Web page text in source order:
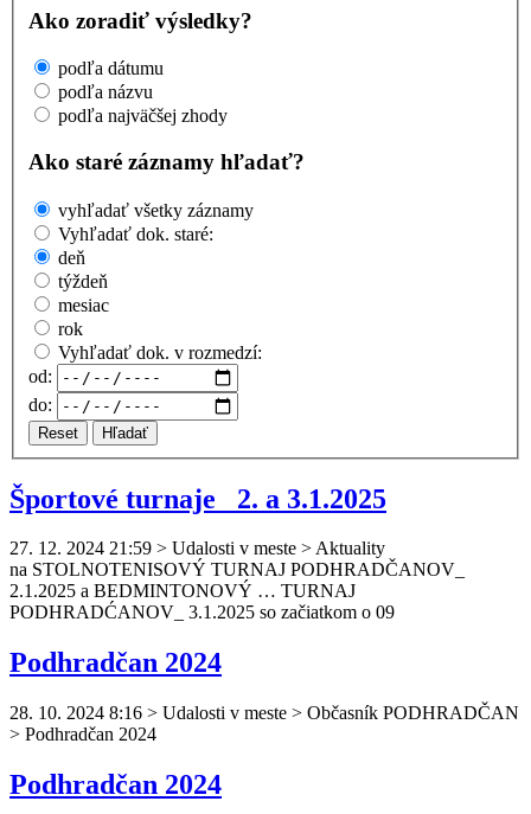
Ako zoradiť výsledky?
podľa dátumu
podľa názvu
podľa najväčšej zhody
Ako staré záznamy hľadať?
vyhľadať všetky záznamy
Vyhľadať dok. staré:
deň
týždeň
mesiac
rok
Vyhľadať dok. v rozmedzí:
od:
do:
Reset Hľadať
Športové turnaje_ 2. a 3.1.2025
27. 12. 2024 21:59 > Udalosti v meste > Aktuality
na STOLNOTENISOVÝ TURNAJ PODHRADČANOV_
2.1.2025 a BEDMINTONOVÝ … TURNAJ
PODHRADĆANOV_ 3.1.2025 so začiatkom o 09
Podhradčan 2024
28. 10. 2024 8:16 > Udalosti v meste > Občasník PODHRADČAN
> Podhradčan 2024
Podhradčan 2024